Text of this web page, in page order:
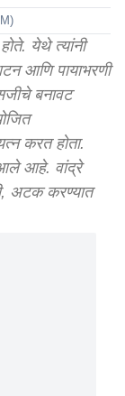
)
येथे त्यांनी
आणि पायाभरणी
बनावट
करत होता.
आले आहे. वांद्रे
अटक करण्यात